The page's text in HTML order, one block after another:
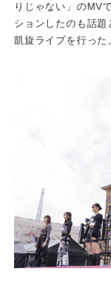
りじゃない」のMV
ションしたのも話
凱旋ライブを行った